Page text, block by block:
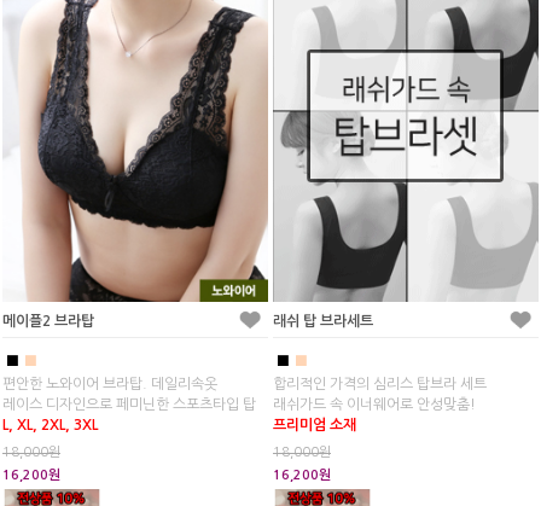
메이플2 브라탑
■ ■
편안한 노와이어 브라탑. 데일리속옷
레이스 디자인으로 페미닌한 스포츠타입 탑
L, XL, 2XL, 3XL
18,000원
16,200원
래쉬 탑 브라세트
■ ■
합리적인 가격의 심리스 탑브라 세트
래쉬가드 속 이너웨어로 안성맞춤!
프리미엄 소재
18,000원
16,200원